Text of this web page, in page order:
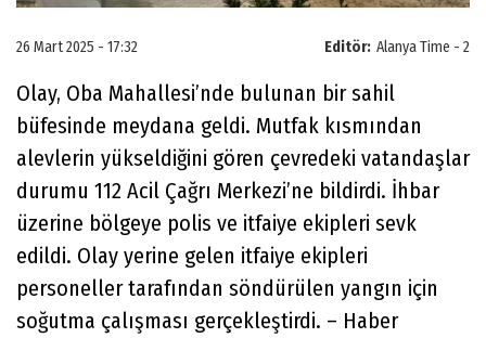
Editör: Alanya Time - 2
26 Mart 2025 - 17:32
Olay, Oba Mahallesi’nde bulunan bir sahil
büfesinde meydana geldi. Mutfak kısmından
alevlerin yükseldiğini gören çevredeki vatandaşlar
durumu 112 Acil Çağrı Merkezi’ne bildirdi. İhbar
üzerine bölgeye polis ve itfaiye ekipleri sevk
edildi. Olay yerine gelen itfaiye ekipleri
personeller tarafından söndürülen yangın için
soğutma çalışması gerçekleştirdi. – Haber